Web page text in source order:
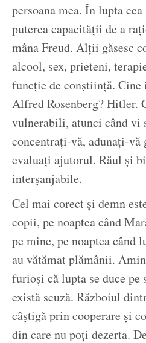
persoana mea. În lupta
puterea capacității de a
mâna Freud. Alții găsesc
alcool, sex, prieteni,
funcție de conștiință.
Alfred Rosenberg? Hitler.
vulnerabili, atunci când vi
concentrați-vă, adunați-vă
evaluați ajutorul. Răul și
interșanjabile.
Cel mai corect și demn
copii, pe noaptea când
pe mine, pe noaptea când
au vătămat plămânii.
furioși că lupta se duce
există scuză. Războiul
câștigă prin cooperare și
din care nu poți dezerta.